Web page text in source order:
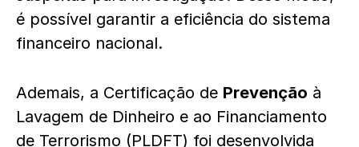
é possível garantir a eficiência do sistema
financeiro nacional.
Ademais, a Certificação de Prevenção à
Lavagem de Dinheiro e ao Financiamento
de Terrorismo (PLDFT) foi desenvolvida